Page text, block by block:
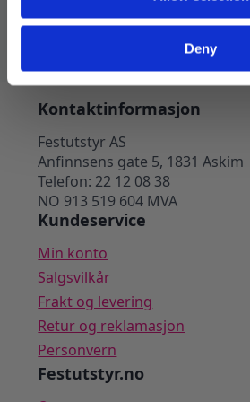
Deny
Kontaktinformasjon
Festutstyr AS
Anfinnsens gate 5, 1831 Askim
Telefon: 22 12 08 38
NO 913 519 604 MVA
Kundeservice
Min konto
Salgsvilkår
Frakt og levering
Retur og reklamasjon
Personvern
Festutstyr.no